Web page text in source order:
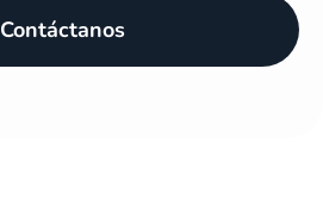
Contáctanos